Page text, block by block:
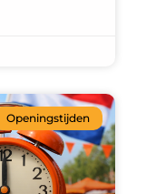
Openingstijden